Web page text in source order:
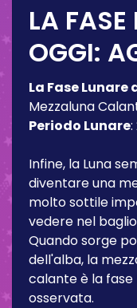
LA FASE
OGGI:
La Fase Lunare
Mezzaluna
Periodo Lunare:
Infine, la Luna
diventare una
molto sottile
vedere nel
Quando sorge
dell'alba, la
calante è la
osservata.